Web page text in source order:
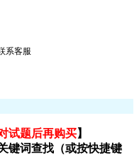
系客服
试题后再购买】
键词查找（或按快捷键